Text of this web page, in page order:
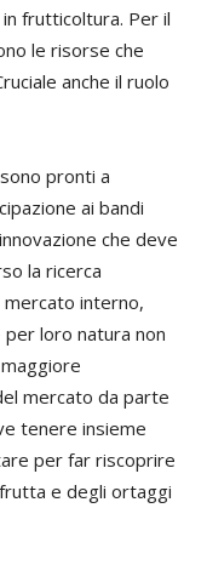
frutticoltura. Per il
le risorse che
anche il ruolo
pronti a
ai bandi
che deve
la ricerca
mercato interno,
loro natura non
mercato da parte
tenere insieme
per far riscoprire
e degli ortaggi